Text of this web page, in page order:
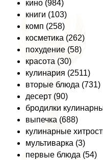
кино (984)
книги (103)
комп (258)
косметика (262)
похудение (58)
красота (30)
кулинария (2511)
вторые блюда (731)
десерт (90)
бродилки
выпечка (688)
кулинарные
мультиварка (3)
первые блюда (54)